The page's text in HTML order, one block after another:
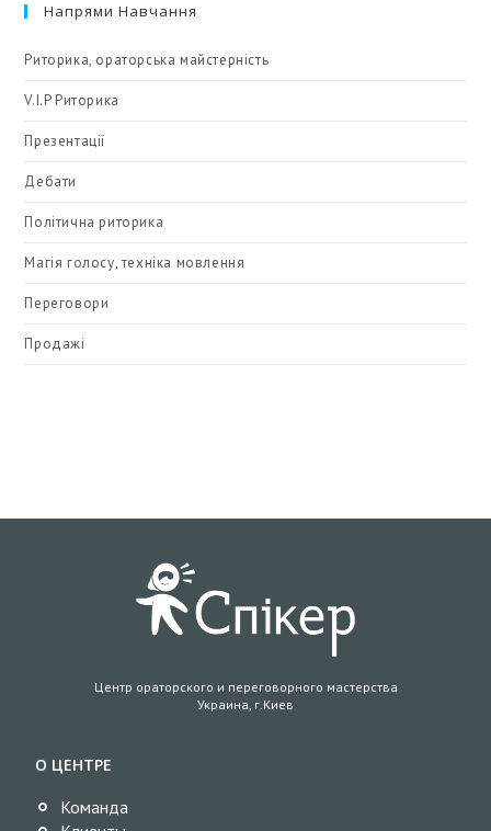
Напрями Навчання
Риторика, ораторська майстерність
V.I.P Риторика
Презентації
Дебати
Політична риторика
Магія голосу, техніка мовлення
Переговори
Продажі
Центр ораторского и переговорного мастерства
Украина, г.Киев
О ЦЕНТРЕ
Команда